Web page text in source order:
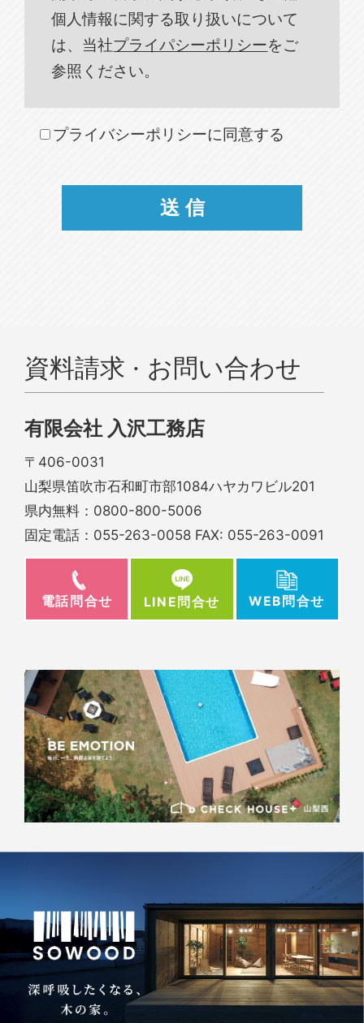
個人情報に関する取り扱いについて
は、当社プライパシーポリシーをご
参照ください。
プライバシーポリシーに同意する
資料請求 · お問い合わせ
有限会社 入沢工務店
〒406-0031
山梨県笛吹市石和町市部1084ハヤカワビル201
県内無料： 0800-800-5006
固定電話： 055-263-0058 FAX: 055-263-0091
電話問合せ LINE問合せ WEB問合せ